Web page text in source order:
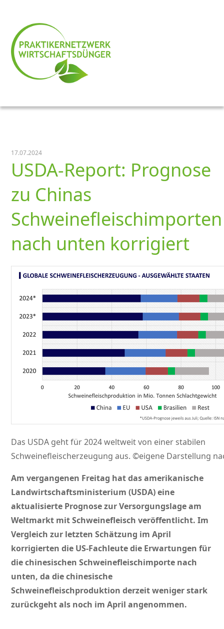
17.07.2024
USDA-Report: Prognose
zu Chinas
Schweinefleischimporten
nach unten korrigiert
Das USDA geht für 2024 weltweit von einer stabilen
Schweinefleischerzeugung aus. ©eigene Darstellung
Am vergangenen Freitag hat das amerikanische
Landwirtschaftsministerium (USDA) eine
aktualisierte Prognose zur Versorgungslage am
Weltmarkt mit Schweinefleisch veröffentlicht. Im
Vergleich zur letzten Schätzung im April
korrigierten die US-Fachleute die Erwartungen für
die chinesischen Schweinefleischimporte nach
unten, da die chinesische
Schweinefleischproduktion derzeit weniger stark
zurückgeht als noch im April angenommen.